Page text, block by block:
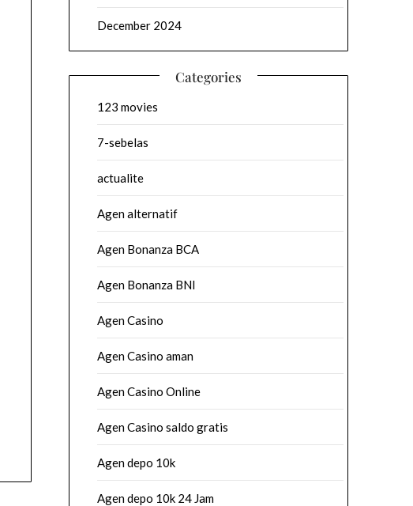
December 2024
Categories
123 movies
7-sebelas
actualite
Agen alternatif
Agen Bonanza BCA
Agen Bonanza BNI
Agen Casino
Agen Casino aman
Agen Casino Online
Agen Casino saldo gratis
Agen depo 10k
Agen depo 10k 24 Jam